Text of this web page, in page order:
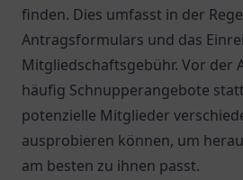
finden. Dies umfasst in der
Antragsformulars und das
Mitgliedschaftsgebühr. Vor der
häufig Schnupperangebote
potenzielle Mitglieder
ausprobieren können, um
am besten zu ihnen passt.